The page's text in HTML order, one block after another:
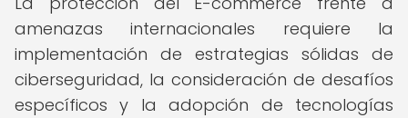
amenazas internacionales requiere la
implementación de estrategias sólidas de
ciberseguridad, la consideración de desafíos
específicos y la adopción de tecnologías